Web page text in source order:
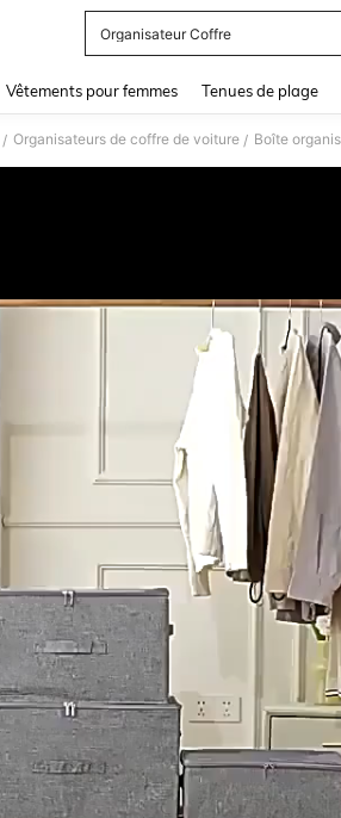
Organisateur Coffre
Vêtements pour femmes Tenues de plage
/ Organisateurs de coffre de voiture /